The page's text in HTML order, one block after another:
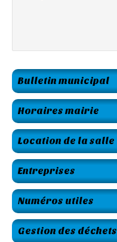
Bulletin municipal
Horaires mairie
Location de la salle
Entreprises
Numéros utiles
Gestion des déchets